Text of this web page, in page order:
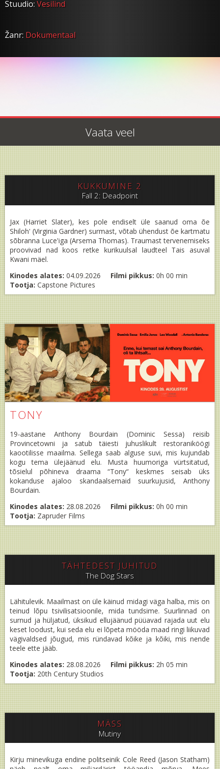
Stuudio:Vesilind
Žanr: Dokumentaal
Vaata veel
KUKKUMINE 2
Fall 2: Deadpoint
Jax (Harriet Slater), kes pole endiselt üle saanud oma õe
Shiloh' (Virginia Gardner) surmast, võtab ühendust õe kartmatu
sõbranna Luce'iga (Arsema Thomas). Traumast tervenemiseks
proovivad nad koos retke kurikuulsal laudteel Tais asuval
Kwani mäel.
Kinodes alates: 04.09.2026 Filmi pikkus: 0h 00 min
Tootja: Capstone Pictures
TONY
19-aastane Anthony Bourdain (Dominic Sessa) reisib
Provincetowni ja satub täiesti juhuslikult restoraniköögi
kaootilisse maailma. Sellega saab alguse suvi, mis kujundab
kogu tema ülejäänud elu. Musta huumoriga vürtsitatud,
tõsielul põhineva draama “Tony“ keskmes seisab üks
kokanduse ajaloo skandaalsemaid suurkujusid, Anthony
Bourdain.
Kinodes alates: 28.08.2026 Filmi pikkus: 0h 00 min
Tootja: Zapruder Films
TÄHTEDEST JUHITUD
The Dog Stars
Lähitulevik. Maailmast on üle käinud midagi väga halba, mis on
teinud lõpu tsivilisatsioonile, mida tundsime. Suurlinnad on
surnud ja hüljatud, üksikud ellujäänud püüavad rajada uut elu
keset loodust, kui seda elu ei lõpeta mööda maad ringi liikuvad
vägivaldsed jõugud, mis ründavad kõike ja kõiki, mis nende
teele ette jääb.
Kinodes alates: 28.08.2026 Filmi pikkus: 2h 05 min
Tootja: 20th Century Studios
MÄSS
Mutiny
Kirju minevikuga endine politseinik Cole Reed (Jason Statham)